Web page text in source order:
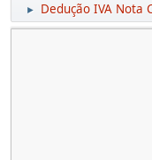
► Dedução IVA Nota